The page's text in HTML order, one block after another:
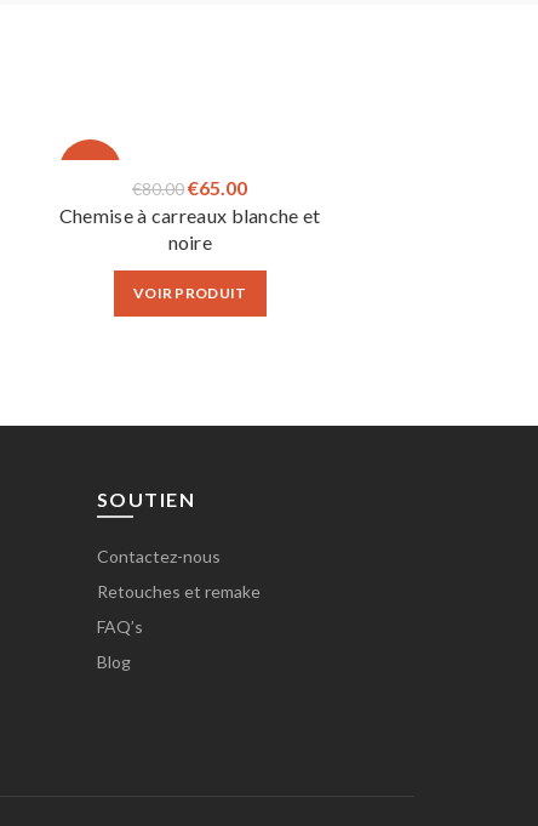
€80.00Le
prix
initial
était :
€65.00Le
prix
est :
Chemise à carreaux blanche et
noire
VOIR PRODUIT
SOUTIEN
Contactez-nous
Retouches et remake
FAQ’s
Blog